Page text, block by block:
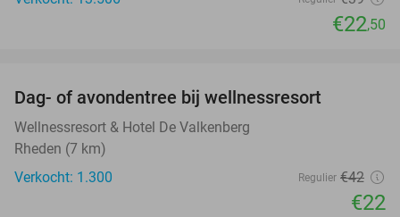
€22,50
Dag- of avondentree bij wellnessresort
Wellnessresort & Hotel De Valkenberg
Rheden (7 km)
Verkocht: 1.300
Regulier €42
€22